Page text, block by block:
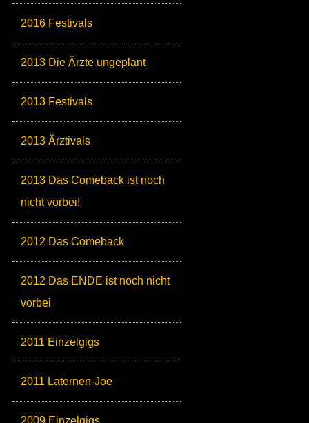
2016 Festivals
2013 Die Ärzte ungeplant
2013 Festivals
2013 Ärztivals
2013 Das Comeback ist noch
nicht vorbei!
2012 Das Comeback
2012 Das ENDE ist noch nicht
vorbei
2011 Einzelgigs
2011 Laternen-Joe
2009 Einzelgigs